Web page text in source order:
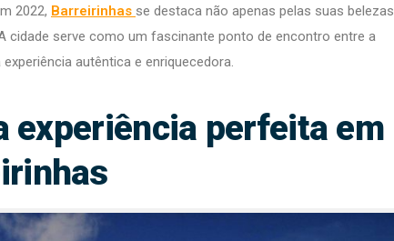
2022, Barreirinhas se destaca não apenas pelas suas belezas
cidade serve como um fascinante ponto de encontro entre a
autêntica e enriquecedora.
experiência perfeita em